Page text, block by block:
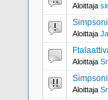
Aloittaja
Aloittaja
Aloittaja
Aloittaja